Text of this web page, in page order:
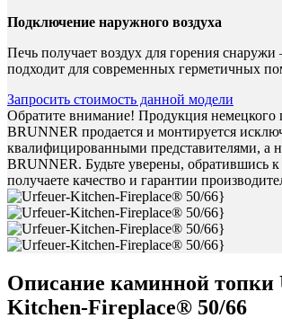
Подключение наружного воздуха
Печь получает воздух для горения снаружи
подходит для современных герметичных
Запросить стоимость данной модели
Обратите внимание! Продукция немецкого
BRUNNER продается и монтируется
квалифицированными представителями, а
BRUNNER. Будьте уверены, обратившись
получаете качество и гарантии
Описание каминной топки
Kitchen-Fireplace® 50/66